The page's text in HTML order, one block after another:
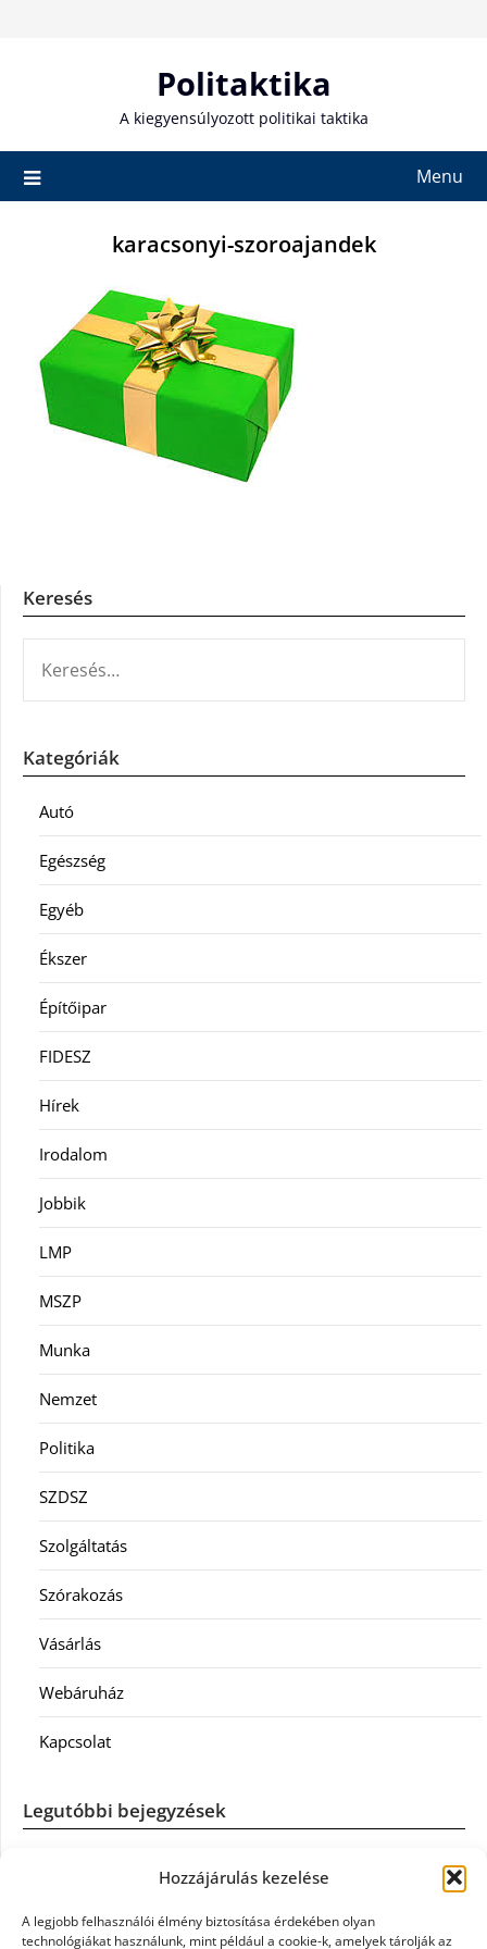
Hozzájárulás kezelése
A legjobb felhasználói élmény biztosítása érdekében olyan
technológiákat használunk, mint például a cookie-k, amelyek tárolják az
Politaktika
A kiegyensúlyozott politikai taktika
Menu
karacsonyi-szoroajandek
Keresés
Kategóriák
Autó
Egészség
Egyéb
Ékszer
Építőipar
FIDESZ
Hírek
Irodalom
Jobbik
LMP
MSZP
Munka
Nemzet
Politika
SZDSZ
Szolgáltatás
Szórakozás
Vásárlás
Webáruház
Kapcsolat
Legutóbbi bejegyzések
Casco szélvédőcsere: mikor éri meg a biztosítást igénybe
Könyvelés: mikor érdemes könyvelőt váltani?